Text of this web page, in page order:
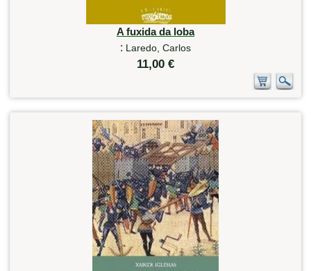
A fuxida da loba
: Laredo, Carlos
11,00 €